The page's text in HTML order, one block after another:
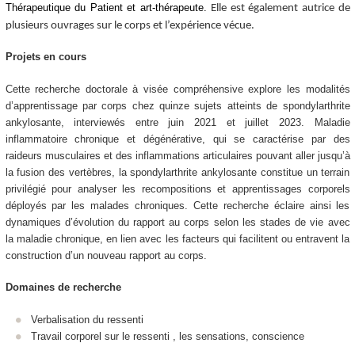
Thérapeutique du Patient et art-thérapeute.
Elle est également autrice de
plusieurs ouvrages sur le corps et l’expérience vécue.
Projets en cours
Cette recherche doctorale à visée compréhensive explore les modalités
d’apprentissage par corps chez quinze sujets atteints de spondylarthrite
ankylosante, interviewés entre juin 2021 et juillet 2023. Maladie
inflammatoire chronique et dégénérative, qui se caractérise par des
raideurs musculaires et des inflammations articulaires pouvant aller jusqu’à
la fusion des vertèbres, la spondylarthrite ankylosante constitue un terrain
privilégié pour analyser les recompositions et apprentissages corporels
déployés par les malades chroniques. Cette recherche éclaire ainsi les
dynamiques d’évolution du rapport au corps selon les stades de vie avec
la maladie chronique, en lien avec les facteurs qui facilitent ou entravent la
construction d’un nouveau rapport au corps.
Domaines de recherche
Verbalisation du ressenti
Travail corporel sur le ressenti , les sensations, conscience